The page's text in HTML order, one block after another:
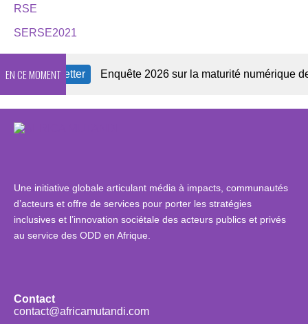
RSE
SERSE2021
EN CE MOMENT
Newsletter Enquête 2026 sur la maturité numérique des
Une initiative globale articulant média à impacts, communautés
d’acteurs et offre de services pour porter les stratégies
inclusives et l’innovation sociétale des acteurs publics et privés
au service des ODD en Afrique.
Contact
contact@africamutandi.com